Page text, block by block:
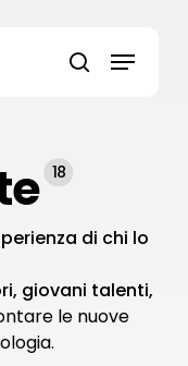
search
Menu
18
di chi lo
giovani talenti,
le nuove